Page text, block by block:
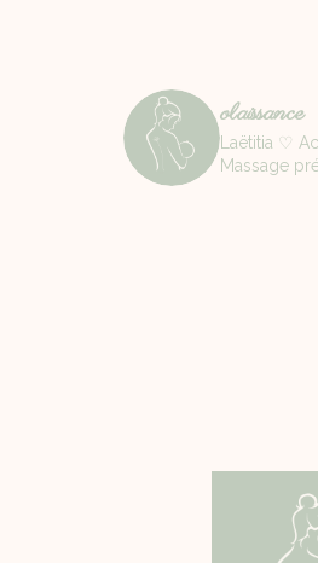
olaissance
Laëtitia ♡
Massage